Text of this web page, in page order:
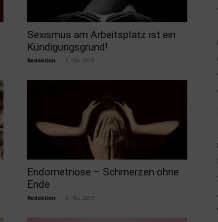
Sexismus am Arbeitsplatz ist ein
Kündigungsgrund!
Redaktion 16. Mai 2019
Endometriose – Schmerzen ohne
Ende
Redaktion 13. Mai 2019